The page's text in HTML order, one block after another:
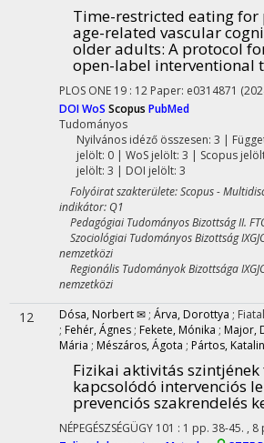
Time-restricted eating for
age-related vascular
older adults: A protocol
open-label interventional
PLOS ONE 19 : 12 Paper: e0314871
DOIWoS Scopus PubMed
Tudományos
Nyilvános idéző összesen: 3 |
jelölt: 0 | WoS jelölt: 3 | Scopus
jelölt: 3 | DOI jelölt: 3
Folyóirat szakterülete: Scopus -
indikátor: Q1
Pedagógiai Tudományos Bizottság II.
Szociológiai Tudományos Bizottság
nemzetközi
Regionális Tudományok Bizottsága
nemzetközi
12 Dósa, Norbert ✉ ; Árva, Dorottya ;
; Fehér, Ágnes ; Fekete, Mónika ; Major,
Mária ; Mészáros, Ágota ; Pártos, Katalin
Fizikai aktivitás szintjének
kapcsolódó intervenciós
prevenciós szakrendelés
NÉPEGÉSZSÉGÜGY 101 : 1 pp. 38-45. , 8